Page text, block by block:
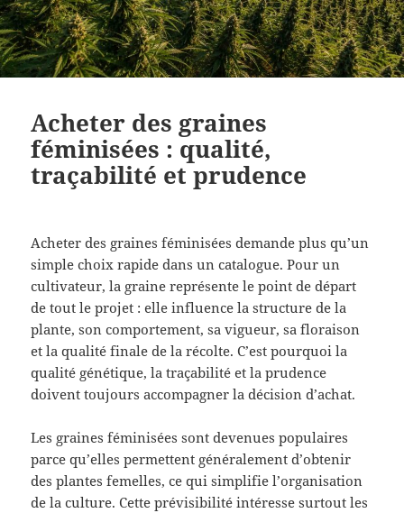
Acheter des graines
féminisées : qualité,
traçabilité et prudence
Acheter des graines féminisées demande plus qu’un
simple choix rapide dans un catalogue. Pour un
cultivateur, la graine représente le point de départ
de tout le projet : elle influence la structure de la
plante, son comportement, sa vigueur, sa floraison
et la qualité finale de la récolte. C’est pourquoi la
qualité génétique, la traçabilité et la prudence
doivent toujours accompagner la décision d’achat.
Les graines féminisées sont devenues populaires
parce qu’elles permettent généralement d’obtenir
des plantes femelles, ce qui simplifie l’organisation
de la culture. Cette prévisibilité intéresse surtout les